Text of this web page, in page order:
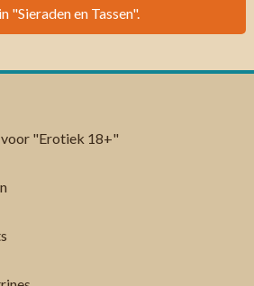
"Sieraden en Tassen".
"Erotiek 18+"